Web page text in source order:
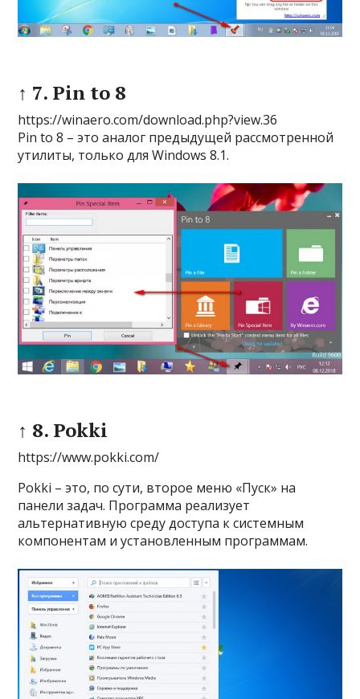
↑ 7. Pin to 8
https://winaero.com/download.php?view.36
Pin to 8 – это аналог предыдущей рассмотренной
утилиты, только для Windows 8.1.
↑ 8. Pokki
https://www.pokki.com/
Pokki – это, по сути, второе меню «Пуск» на
панели задач. Программа реализует
альтернативную среду доступа к системным
компонентам и установленным программам.